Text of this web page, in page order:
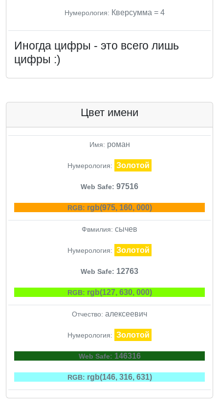
Нумерология: Кверсумма = 4
Иногда цифры - это всего лишь
цифры :)
Цвет имени
Имя: роман
Нумерология: Золотой
Web Safe: 97516
RGB: rgb(975, 160, 000)
Фвмилия: сычев
Нумерология: Золотой
Web Safe: 12763
RGB: rgb(127, 630, 000)
Отчество: алексеевич
Нумерология: Золотой
Web Safe: 146316
RGB: rgb(146, 316, 631)